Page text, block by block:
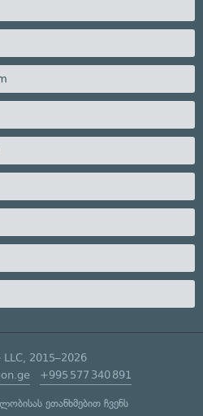
2015–2026
+995 577 340 891
ეთანხმებით ჩვენს